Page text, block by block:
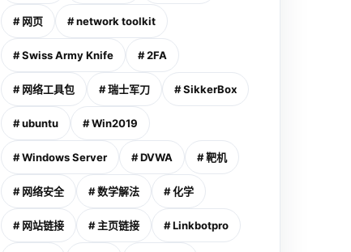
# 网页 # network toolkit
# Swiss Army Knife # 2FA
# 网络工具包 # 瑞士军刀 # SikkerBox
# ubuntu # Win2019
# Windows Server # DVWA # 靶机
# 网络安全 # 数学解法 # 化学
# 网站链接 # 主页链接 # Linkbotpro